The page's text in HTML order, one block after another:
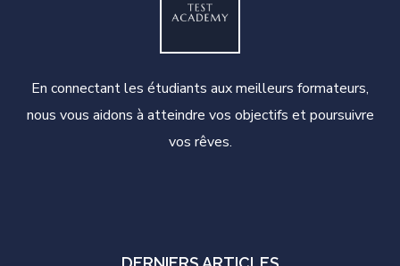
En connectant les étudiants aux meilleurs formateurs,
nous vous aidons à atteindre vos objectifs et poursuivre
vos rêves.